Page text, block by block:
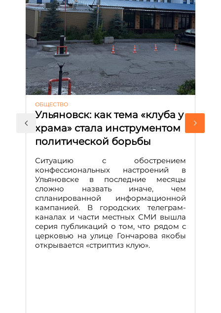
ОБЩЕСТВО
Ульяновск: как тема «клуба у
храма» стала инструментом
политической борьбы
Ситуацию с обострением
конфессиональных настроений в
Ульяновске в последние месяцы
сложно назвать иначе, чем
спланированной информационной
кампанией. В городских телеграм-
каналах и части местных СМИ вышла
серия публикаций о том, что рядом с
церковью на улице Гончарова якобы
открывается «стриптиз клую».